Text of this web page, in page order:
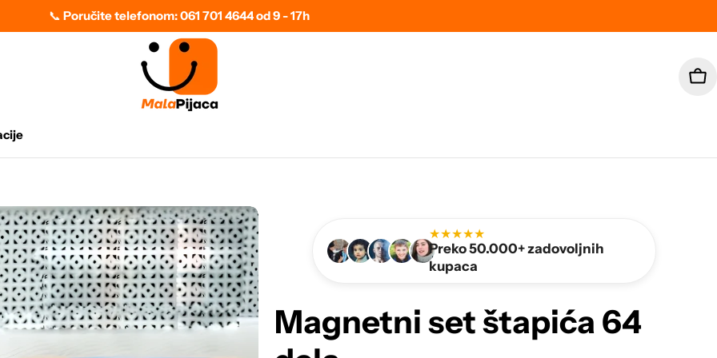
📞 Poručite telefonom: 061 701 4644 od 9 - 17h
★★★★★
Preko 50.000+ zadovoljnih
kupaca
Magnetni set štapića 64